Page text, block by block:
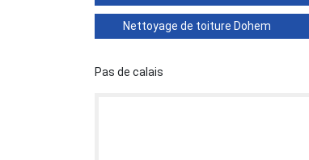
Nettoyage de toiture Dohem
Pas de calais